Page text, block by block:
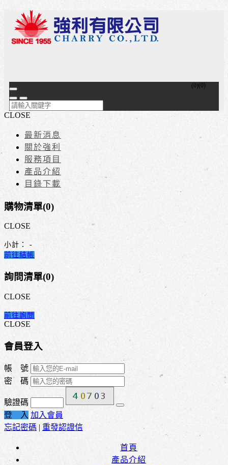
(0)(0)
CLOSE
最新消息
關於強利
服務項目
產品介紹
目錄下載
購物清單(0)
CLOSE
小計：
-
前往結帳
詢問清單(0)
CLOSE
前往詢問
CLOSE
會員登入
帳 號
密 碼
驗證碼
登 入 加入會員
忘記密碼 | 重發認證信
首頁
產品介紹